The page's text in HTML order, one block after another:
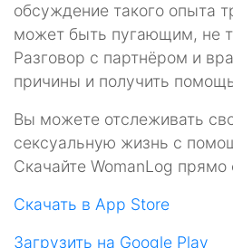
обсуждение такого опыта
может быть пугающим, не
Разговор с партнёром и
причины и получить
Вы можете отслеживать
сексуальную жизнь с
Скачайте WomanLog прямо
Скачать в App Store
Загрузить на Google Play